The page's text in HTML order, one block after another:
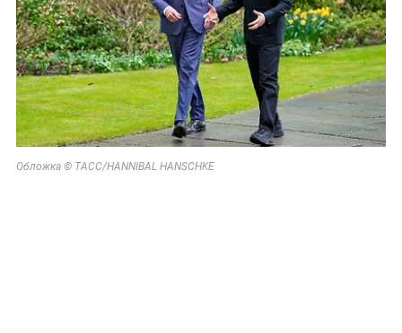
Обложка © ТАСС/HANNIBAL HANSCHKE